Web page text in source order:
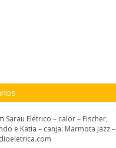
Sarau Elétrico – calor – Fischer,
e Katia – canja: Marmota Jazz –